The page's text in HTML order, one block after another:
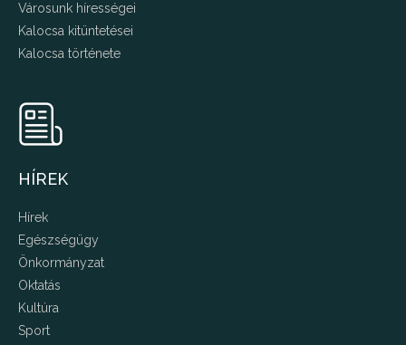
Városunk hírességei
Kalocsa kitüntetései
Kalocsa története
HÍREK
Hírek
Egészségügy
Önkormányzat
Oktatás
Kultúra
Sport